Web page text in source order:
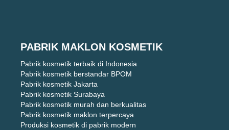
PABRIK MAKLON KOSMETIK
Pabrik kosmetik terbaik di Indonesia
Pabrik kosmetik berstandar BPOM
Pabrik kosmetik Jakarta
Pabrik kosmetik Surabaya
Pabrik kosmetik murah dan berkualitas
Pabrik kosmetik maklon terpercaya
Produksi kosmetik di pabrik modern